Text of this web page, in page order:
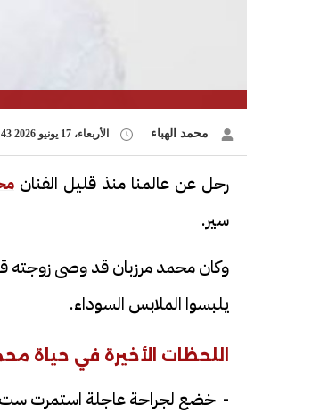
محمد الهباء الأربعاء، 17 يونيو 2026 11:43 ص
رحل عن عالمنا منذ قليل الفنان
سير.
وكان محمد مرزبان قد وصى زوجته
يلبسوا الملابس السوداء.
اللحظات الأخيرة في حياة
- خضع لجراحة عاجلة استمرت ست